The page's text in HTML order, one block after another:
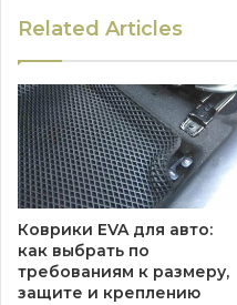
Related Articles
Коврики EVA для авто:
как выбрать по
требованиям к размеру,
защите и креплению